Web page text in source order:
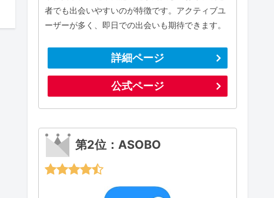
者でも出会いやすいのが特徴です。アクティブユ
ーザーが多く、即日での出会いも期待できます。
詳細ページ
公式ページ
第2位：ASOBO